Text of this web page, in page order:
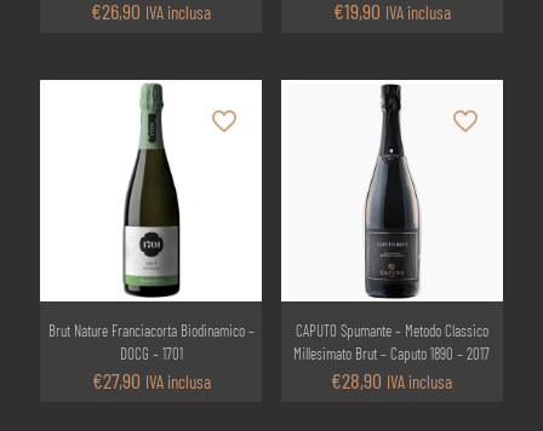
€26,90 IVA inclusa €19,90 IVA inclusa
Brut Nature Franciacorta Biodinamico –
DOCG – 1701
€27,90 IVA inclusa
CAPUTO Spumante – Metodo Classico
Millesimato Brut – Caputo 1890 – 2017
€28,90 IVA inclusa